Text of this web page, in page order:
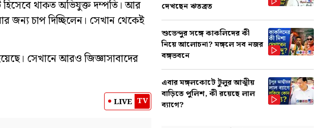
হিসেবে থাকত অভিযুক্ত দম্পতি। আর
জন্য চাপ দিচ্ছিলেন। সেখান থেকেই
সেখানে আরও জিজ্ঞাসাবাদের
LIVE TV
দেখছেন ঋতব্রত
শুভেন্দুর সঙ্গে কাকলিদের কী
নিয়ে আলোচনা? মঙ্গলে সব নজর
বঙ্গভবনে
এবার মঙ্গলকোটে টুলুর আত্মীয়
বাড়িতে পুলিশ, কী রয়েছে লাল
ব্যাগে?